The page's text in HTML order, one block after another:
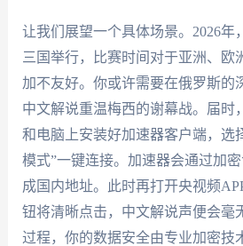
让我们展望一个具体场景。2026年
三国举行，比赛时间对于亚洲、欧
加不友好。你或许需要在俄罗斯的
中文解说重温梅西的谢幕战。届时
和电脑上安装好加速器客户端，选
模式”一键连接。加速器会通过加
成国内地址。此时再打开央视频
钮将清晰点击，中文解说声便会毫
过程，你的数据安全由专业加密技